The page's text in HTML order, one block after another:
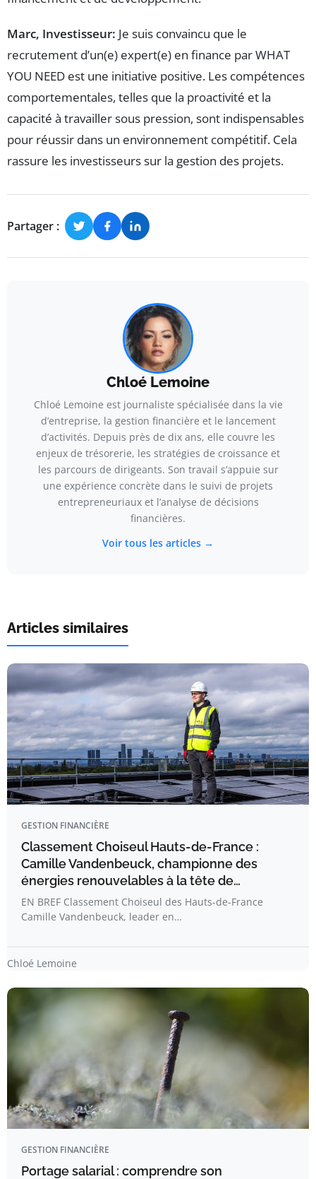
Marc, Investisseur: Je suis convaincu que le
recrutement d’un(e) expert(e) en finance par WHAT
YOU NEED est une initiative positive. Les compétences
comportementales, telles que la proactivité et la
capacité à travailler sous pression, sont indispensables
pour réussir dans un environnement compétitif. Cela
rassure les investisseurs sur la gestion des projets.
Partager :
Chloé Lemoine
Chloé Lemoine est journaliste spécialisée dans la vie
d’entreprise, la gestion financière et le lancement
d’activités. Depuis près de dix ans, elle couvre les
enjeux de trésorerie, les stratégies de croissance et
les parcours de dirigeants. Son travail s’appuie sur
une expérience concrète dans le suivi de projets
entrepreneuriaux et l’analyse de décisions
financières.
Voir tous les articles →
Articles similaires
GESTION FINANCIÈRE
Classement Choiseul Hauts-de-France :
Camille Vandenbeuck, championne des
énergies renouvelables à la tête de…
EN BREF Classement Choiseul des Hauts-de-France
Camille Vandenbeuck, leader en…
Chloé Lemoine
GESTION FINANCIÈRE
Portage salarial : comprendre son